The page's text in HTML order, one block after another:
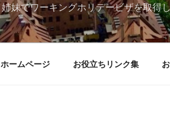
姉妹でワーキングホリデービザを取得
ホームページ お役立ちリンク集